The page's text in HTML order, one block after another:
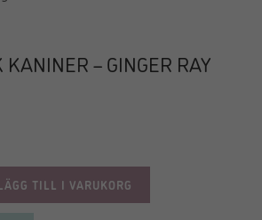
KANINER – GINGER RAY
TILL I VARUKORG